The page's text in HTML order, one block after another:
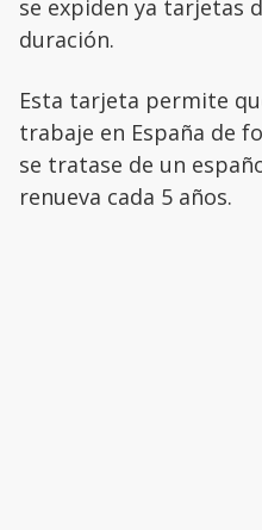
se expiden ya tarjetas
duración.
Esta tarjeta permite
trabaje en España de
se tratase de un
renueva cada 5 años.